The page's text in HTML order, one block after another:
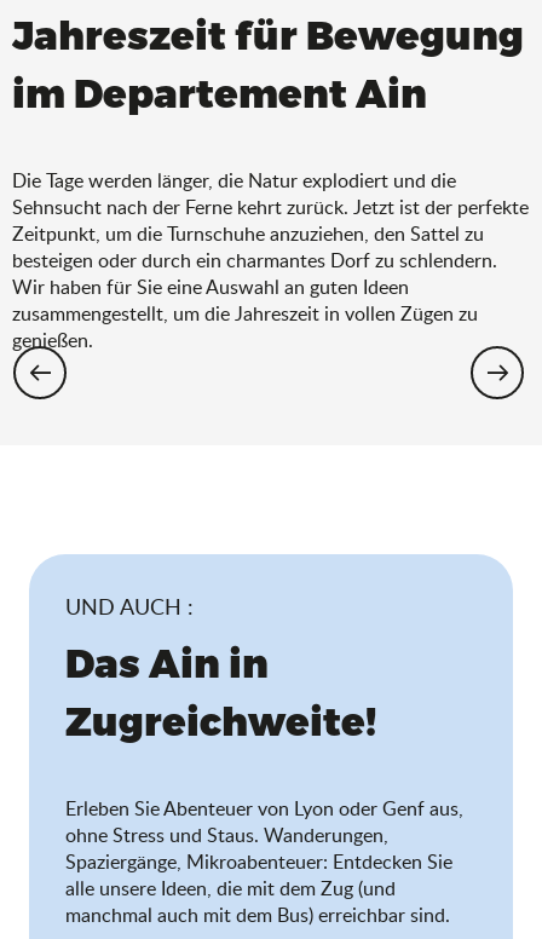
Jahreszeit für Bewegung
im Departement Ain
Die Tage werden länger, die Natur explodiert und die
Sehnsucht nach der Ferne kehrt zurück. Jetzt ist der perfekte
Zeitpunkt, um die Turnschuhe anzuziehen, den Sattel zu
besteigen oder durch ein charmantes Dorf zu schlendern.
Wir haben für Sie eine Auswahl an guten Ideen
zusammengestellt, um die Jahreszeit in vollen Zügen zu
genießen.
Wandern: Die Auswahl für den Frühling
UND AUCH :
Das Ain in
Zugreichweite!
Erleben Sie Abenteuer von Lyon oder Genf aus,
ohne Stress und Staus. Wanderungen,
Spaziergänge, Mikroabenteuer: Entdecken Sie
alle unsere Ideen, die mit dem Zug (und
manchmal auch mit dem Bus) erreichbar sind.